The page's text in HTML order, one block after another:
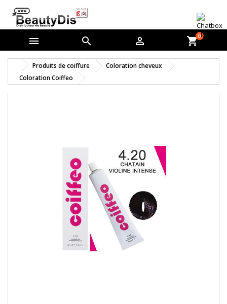
   shopping_cart0
Produits de coiffure
Coloration cheveux
Coloration Coiffeo